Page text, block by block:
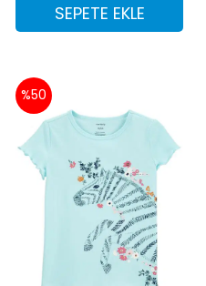
SEPETE EKLE
%50